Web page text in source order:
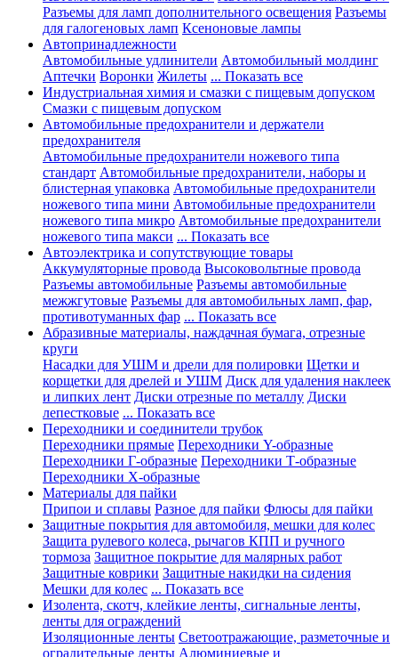
Разъемы для ламп дополнительного освещения Разъемы
для галогеновых ламп Ксеноновые лампы
Автопринадлежности
Автомобильные удлинители Автомобильный молдинг
Аптечки Воронки Жилеты ... Показать все
Индустриальная химия и смазки с пищевым допуском
Смазки с пищевым допуском
Автомобильные предохранители и держатели
предохранителя
Автомобильные предохранители ножевого типа
стандарт Автомобильные предохранители, наборы и
блистерная упаковка Автомобильные предохранители
ножевого типа мини Автомобильные предохранители
ножевого типа микро Автомобильные предохранители
ножевого типа макси ... Показать все
Автоэлектрика и сопутствующие товары
Аккумуляторные провода Высоковольтные провода
Разъемы автомобильные Разъемы автомобильные
межжгутовые Разъемы для автомобильных ламп, фар,
противотуманных фар ... Показать все
Абразивные материалы, наждачная бумага, отрезные
круги
Насадки для УШМ и дрели для полировки Щетки и
корщетки для дрелей и УШМ Диск для удаления наклеек
и липких лент Диски отрезные по металлу Диски
лепестковые ... Показать все
Переходники и соединители трубок
Переходники прямые Переходники Y-образные
Переходники Г-образные Переходники Т-образные
Переходники Х-образные
Материалы для пайки
Припои и сплавы Разное для пайки Флюсы для пайки
Защитные покрытия для автомобиля, мешки для колес
Защита рулевого колеса, рычагов КПП и ручного
тормоза Защитное покрытие для малярных работ
Защитные коврики Защитные накидки на сидения
Мешки для колес ... Показать все
Изолента, скотч, клейкие ленты, сигнальные ленты,
ленты для ограждений
Изоляционные ленты Светоотражающие, разметочные и
оградительные ленты Алюминиевые и